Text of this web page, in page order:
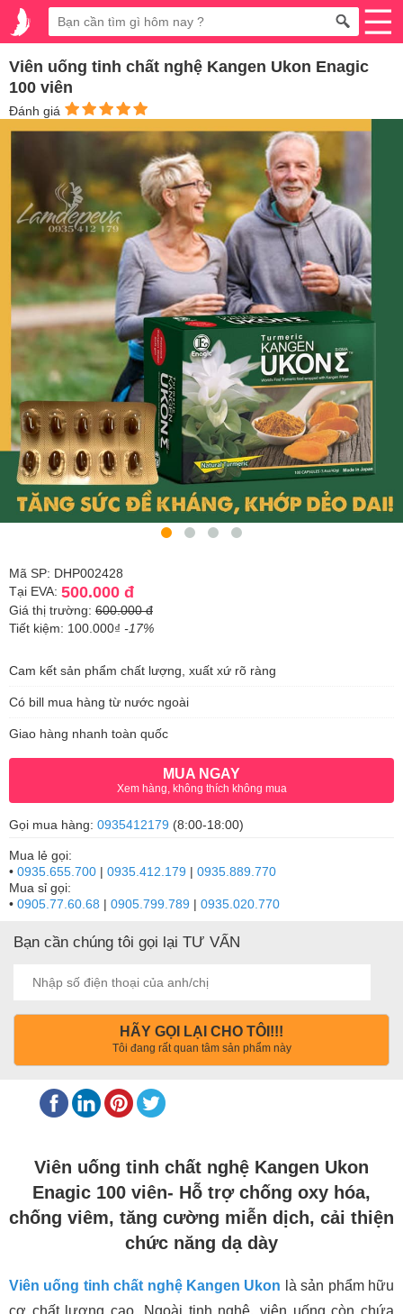
Viên uống tinh chất nghệ Kangen Ukon Enagic
100 viên
Đánh giá
Mã SP: DHP002428
Tại EVA: 500.000 đ
Giá thị trường: 600.000 đ
Tiết kiệm: 100.000₫ -17%
Cam kết sản phẩm chất lượng, xuất xứ rõ ràng
Có bill mua hàng từ nước ngoài
Giao hàng nhanh toàn quốc
MUA NGAY
Xem hàng, không thích không mua
Gọi mua hàng: 0935412179 (8:00-18:00)
Mua lẻ gọi:
• 0935.655.700 | 0935.412.179 | 0935.889.770
Mua sỉ gọi:
• 0905.77.60.68 | 0905.799.789 | 0935.020.770
Bạn cần chúng tôi gọi lại TƯ VẤN
HÃY GỌI LẠI CHO TÔI!!!
Tôi đang rất quan tâm sản phẩm này
Viên uống tinh chất nghệ Kangen Ukon
Enagic 100 viên- Hỗ trợ chống oxy hóa,
chống viêm, tăng cường miễn dịch, cải thiện
chức năng dạ dày
Viên uống tinh chất nghệ Kangen Ukon là sản phẩm hữu